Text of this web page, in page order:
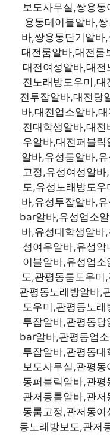
보도사무실,쌍용
용동테이블알바,
바,쌍용동단기알바
대전룸알바,대전룸
대전여성알바,대전
전노래방도우미,
전투잡알바,대전당
바,대전업소알바,
전대학생알바,대
우알바,대전퍼블
알바,유성룸알바,
고정,유성여성알
도,유성노래방도
바,유성투잡알바,
bar알바,유성업소
바,유성대학생알바
성여우알바,유성
이블알바,유성업
도,관평동룸도우미
관평동노래방알바,
도우미,관평동노
투잡알바,관평동
bar알바,관평동업
투잡알바,관평동
보도사무실,관평
동퍼블릭알바,관
관저동룸알바,관
동룸고정,관저동
동노래방보도,관저